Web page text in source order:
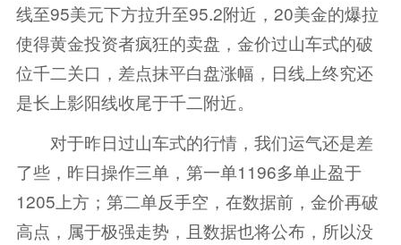
线至95美元下方拉升至95.2附近，20美金的爆拉
使得黄金投资者疯狂的卖盘，金价过山车式的破
位千二关口，差点抹平白盘涨幅，日线上终究还
是长上影阳线收尾于千二附近。
对于昨日过山车式的行情，我们运气还是差
了些，昨日操作三单，第一单1196多单止盈于
1205上方；第二单反手空，在数据前，金价再破
高点，属于极强走势，且数据也将公布，所以没